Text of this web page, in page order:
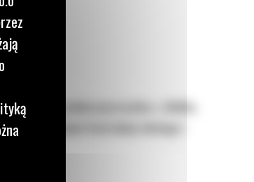
i usunąć zanieczyszczenia z silnika.
zaleceniami Instrukcji obsługi i